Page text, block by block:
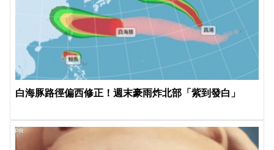
白海豚路徑偏西修正！週末豪雨炸北部「紫到發白」
PR